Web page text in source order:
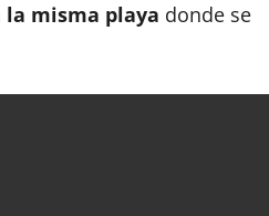
misma playa donde se